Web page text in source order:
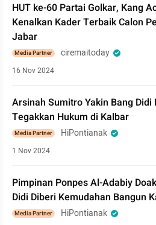
HUT ke-60 Partai Golkar, Kang
Kenalkan Kader Terbaik Calon
Jabar
Media Partner ciremaitoday
16 Nov 2024
Arsinah Sumitro Yakin Bang Didi
Tegakkan Hukum di Kalbar
Media Partner HiPontianak
1 Nov 2024
Pimpinan Ponpes Al-Adabiy
Didi Diberi Kemudahan Bangun
Media Partner HiPontianak